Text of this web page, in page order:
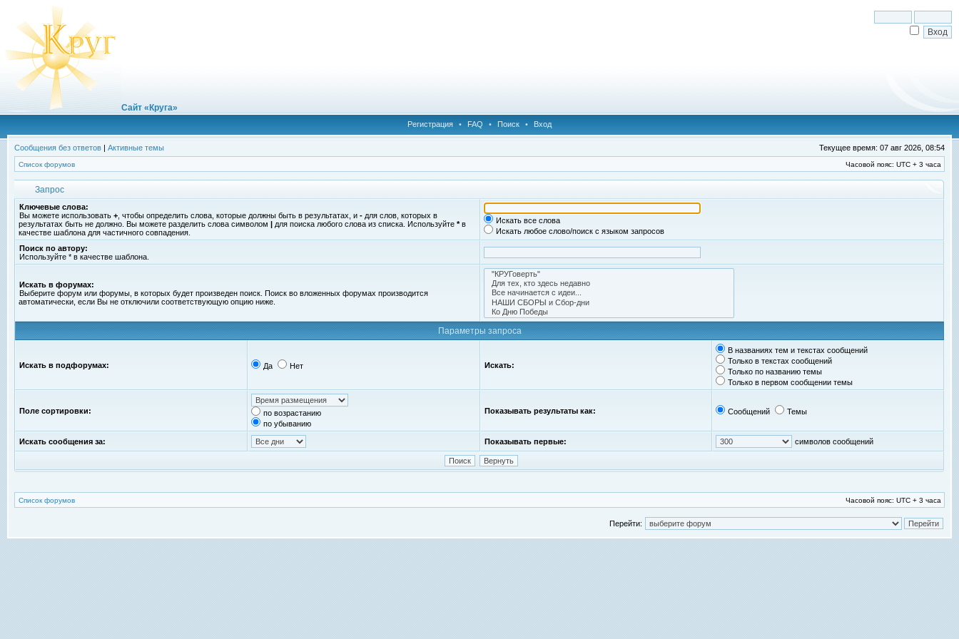
Сайт «Круга»
Регистрация • FAQ • Поиск • Вход
Сообщения без ответов | Активные темы Текущее время: 07 авг 2026, 08:54
Список форумов Часовой пояс: UTC + 3 часа
Запрос
Ключевые слова:
Вы можете использовать + , чтобы определить слова, которые должны быть в результатах, и - для слов, которых в
результатах быть не должно. Вы можете разделить слова символом | для поиска любого слова из списка. Используйте *в
качестве шаблона для частичного совпадения.
Искать все слова
Искать любое слово/поиск с языком запросов
Поиск по автору:
Используйте * в качестве шаблона.
Искать в форумах:
Выберите форум или форумы, в которых будет произведен поиск. Поиск во вложенных форумах производится
автоматически, если Вы не отключили соответствующую опцию ниже.
Параметры запроса
Искать в подфорумах: Да Нет Искать:
В названиях тем и текстах сообщений
Только в текстах сообщений
Только по названию темы
Только в первом сообщении темы
Поле сортировки:
по возрастанию
по убыванию
Показывать результаты как: Сообщений Темы
Искать сообщения за: Показывать первые: символов сообщений
Список форумов Часовой пояс: UTC + 3 часа
Перейти: